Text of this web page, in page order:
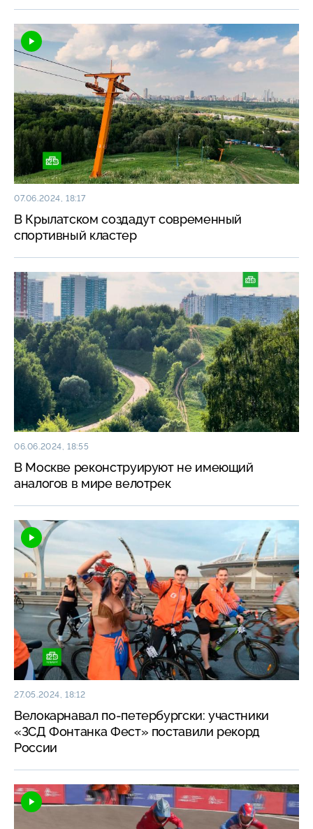
07.06.2024, 18:17
В Крылатском создадут современный
спортивный кластер
06.06.2024, 18:55
В Москве реконструируют не имеющий
аналогов в мире велотрек
27.05.2024, 18:12
Велокарнавал по-петербургски: участники
«ЗСД Фонтанка Фест» поставили рекорд
России